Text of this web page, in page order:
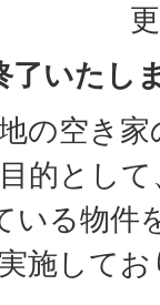
了いたし
の空き
的とし
いる物件
施して